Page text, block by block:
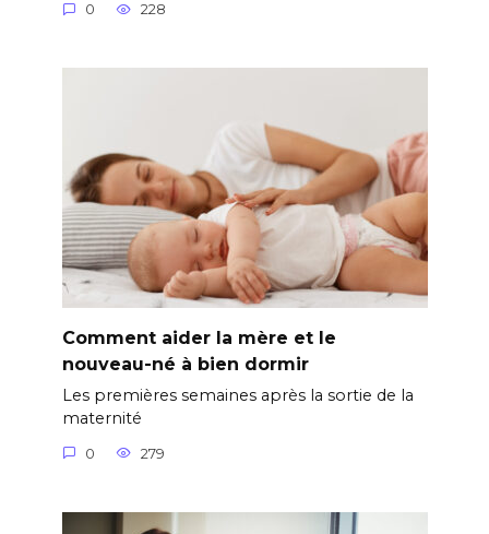
0 228
Comment aider la mère et le
nouveau-né à bien dormir
Les premières semaines après la sortie de la
maternité
0 279